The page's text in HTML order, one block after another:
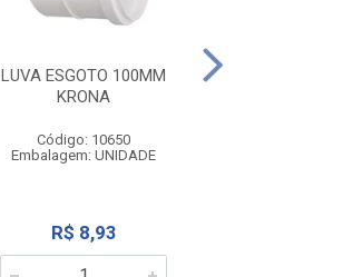
LUVA ESGOTO 100MM
KRONA
Código: 10650
Embalagem: UNIDADE
R$ 8,93